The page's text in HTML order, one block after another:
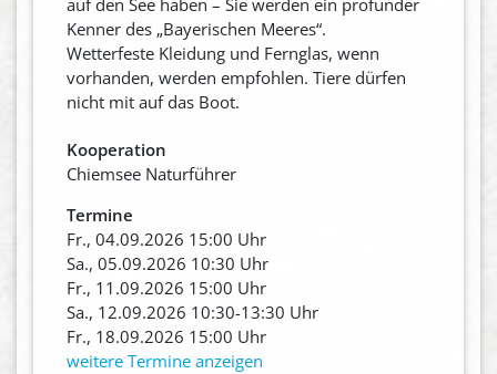
auf den See haben – Sie werden ein profunder
Kenner des „Bayerischen Meeres“.
Wetterfeste Kleidung und Fernglas, wenn
vorhanden, werden empfohlen. Tiere dürfen
nicht mit auf das Boot.
Kooperation
Chiemsee Naturführer
Termine
Fr., 04.09.2026 15:00 Uhr
Sa., 05.09.2026 10:30 Uhr
Fr., 11.09.2026 15:00 Uhr
Sa., 12.09.2026 10:30-13:30 Uhr
Fr., 18.09.2026 15:00 Uhr
weitere Termine anzeigen